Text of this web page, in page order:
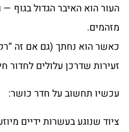
העור הוא האיבר הגדול בגוף —
מזהמים.
כאשר הוא נחתך (גם אם זה
זעירות שדרכן עלולים לחדור
עכשיו תחשוב על חדר כושר:
ציוד שנוגע בעשרות ידיים